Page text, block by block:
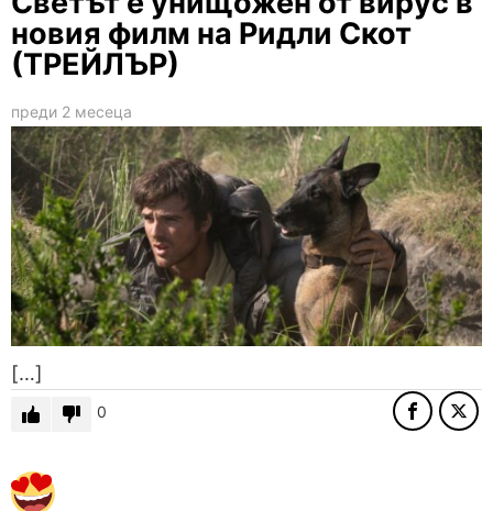
новия филм на Ридли Скот
(ТРЕЙЛЪР)
преди 2 месеца
[…]
0